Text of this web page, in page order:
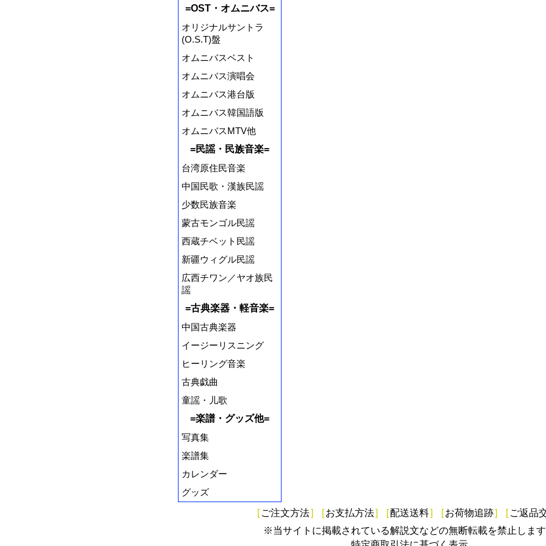
=OST・オムニバス=
オリジナルサントラ
(O.S.T)盤
オムニバスベスト
オムニバス演唱会
オムニバス港台版
オムニバス韓国語版
オムニバスMTV他
=民謡・民族音楽=
台湾原住民音楽
中国民歌・漢族民謡
少数民族音楽
蒙古モンゴル民謡
西蔵チベット民謡
新疆ウィグル民謡
広西チワン／ヤオ族民
謡
=古典楽器・軽音楽=
中国古典楽器
イージーリスニング
ヒーリング音楽
古典戯曲
童謡・儿歌
=楽譜・グッズ他=
写真集
楽譜集
カレンダー
グッズ
[ ご注文方法] [お支払方法] [配送送料] [お荷物追跡] [ ご返品
※当サイトに掲載されている解説文などの無断転載を禁止します